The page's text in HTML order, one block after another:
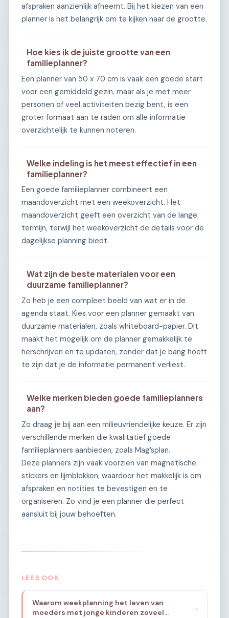
afspraken aanzienlijk afneemt. Bij het kiezen van een
planner is het belangrijk om te kijken naar de grootte.
Hoe kies ik de juiste grootte van een
familieplanner?
Een planner van 50 x 70 cm is vaak een goede start
voor een gemiddeld gezin, maar als je met meer
personen of veel activiteiten bezig bent, is een
groter formaat aan te raden om alle informatie
overzichtelijk te kunnen noteren.
Welke indeling is het meest effectief in een
familieplanner?
Een goede familieplanner combineert een
maandoverzicht met een weekoverzicht. Het
maandoverzicht geeft een overzicht van de lange
termijn, terwijl het weekoverzicht de details voor de
dagelijkse planning biedt.
Wat zijn de beste materialen voor een
duurzame familieplanner?
Zo heb je een compleet beeld van wat er in de
agenda staat. Kies voor een planner gemaakt van
duurzame materialen, zoals whiteboard-papier. Dit
maakt het mogelijk om de planner gemakkelijk te
herschrijven en te updaten, zonder dat je bang hoeft
te zijn dat je de informatie permanent verliest.
Welke merken bieden goede familieplanners
aan?
Zo draag je bij aan een milieuvriendelijke keuze. Er zijn
verschillende merken die kwalitatief goede
familieplanners aanbieden, zoals Mag’splan.
Deze planners zijn vaak voorzien van magnetische
stickers en lijmblokken, waardoor het makkelijk is om
afspraken en notities te bevestigen en te
organiseren. Zo vind je een planner die perfect
aansluit bij jouw behoeften.
LEES OOK
Waarom weekplanning het leven van
moeders met jonge kinderen zoveel
→